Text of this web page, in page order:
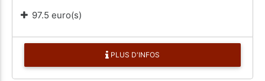
97.5 euro(s)
PLUS D'INFOS